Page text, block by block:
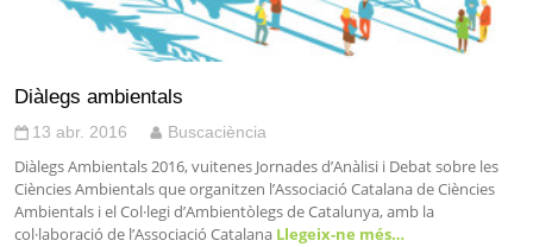
Diàlegs ambientals
13 abr. 2016 Buscaciència
Diàlegs Ambientals 2016, vuitenes Jornades d’Anàlisi i Debat sobre les
Ciències Ambientals que organitzen l’Associació Catalana de Ciències
Ambientals i el Col·legi d’Ambientòlegs de Catalunya, amb la
col·laboració de l’Associació Catalana Llegeix-ne més…